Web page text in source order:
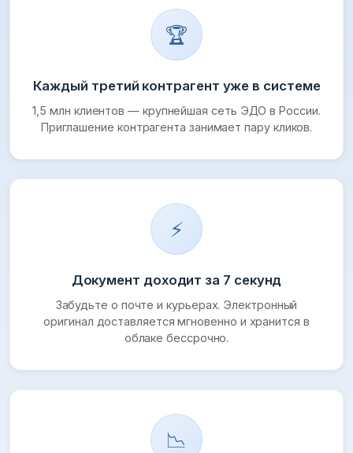
🏆
Каждый третий контрагент уже в системе
1,5 млн клиентов — крупнейшая сеть ЭДО в России.
Приглашение контрагента занимает пару кликов.
⚡
Документ доходит за 7 секунд
Забудьте о почте и курьерах. Электронный
оригинал доставляется мгновенно и хранится в
облаке бессрочно.
📉